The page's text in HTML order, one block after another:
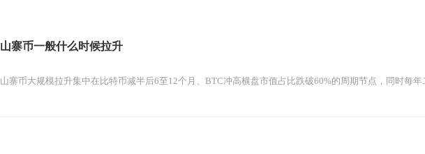
山寨币一般什么时候拉升
山寨币大规模拉升集中在比特币减半后6至12个月、BTC冲高横盘市值占比跌破60%的周期节点，同时每年